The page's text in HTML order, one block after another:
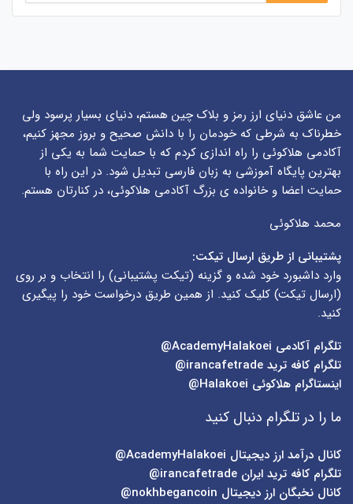
من عاشق دنیای ارز رمز و بلاک چین هستم، دنیای بسیار پرسود ولی
خطرناک به شرطی که خودمان را با دانش صحیح و بروز مجهز کنیم،
آکادمی هلاکوئی را راه اندازی کردم که با حمایت شما به یکی از
بهترین پایگاه آموزشی به زبان فارسی تبدیل شود. در این راه با
حمایت اعضا و خانواده ی بزرگ آکادمی هلاکوئی، در کنارتان هستم.
محمد هلاکوئی
پشتیبانی از طریق ارسال تیکت:
وارد داشبورد خود شده و گزینه (تیکت پشتیبانی) را انتخاب و بر روی
(ارسال تیکت) کلیک کنید. از همین طریق درخواست خود را پیگیری
کنید.
تلگرام آکادمی
تلگرام کافه ترید irancafetrade@
اینستاگرام هلاکوئی Halakoei@
ما را در تلگرام دنبال کنید
کانال درآمد ارز دیجیتال AcademyHalakoei@
تلگرام کافه ترید ایران irancafetrade@
کانال نخبگان ارز دیجیتال nokhbegancoin@